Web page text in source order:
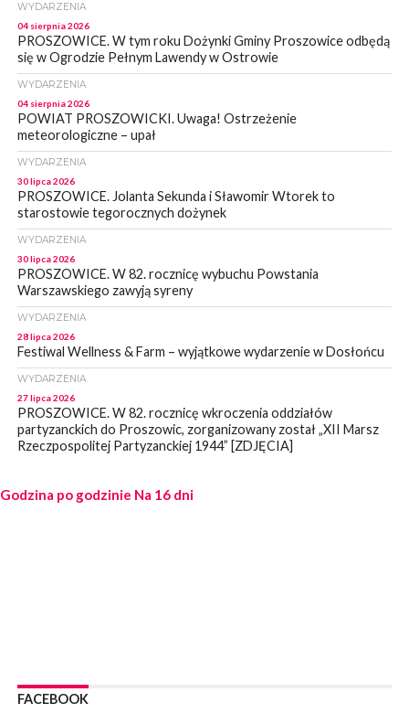
WYDARZENIA
04 sierpnia 2026
PROSZOWICE. W tym roku Dożynki Gminy Proszowice odbędą
się w Ogrodzie Pełnym Lawendy w Ostrowie
WYDARZENIA
04 sierpnia 2026
POWIAT PROSZOWICKI. Uwaga! Ostrzeżenie
meteorologiczne – upał
WYDARZENIA
30 lipca 2026
PROSZOWICE. Jolanta Sekunda i Sławomir Wtorek to
starostowie tegorocznych dożynek
WYDARZENIA
30 lipca 2026
PROSZOWICE. W 82. rocznicę wybuchu Powstania
Warszawskiego zawyją syreny
WYDARZENIA
28 lipca 2026
Festiwal Wellness & Farm – wyjątkowe wydarzenie w Dosłońcu
WYDARZENIA
27 lipca 2026
PROSZOWICE. W 82. rocznicę wkroczenia oddziałów
partyzanckich do Proszowic, zorganizowany został „XII Marsz
Rzeczpospolitej Partyzanckiej 1944” [ZDJĘCIA]
27 lipca 2026
PROSZOWICE. Po burzy uszkodzone słupy enegeryczne.
WYDARZENIA
Godzina po godzinie Na 16 dni
FACEBOOK